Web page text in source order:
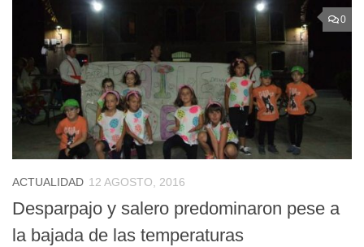
0
ACTUALIDAD 12 AGOSTO, 2016
Desparpajo y salero predominaron pese a
la bajada de las temperaturas